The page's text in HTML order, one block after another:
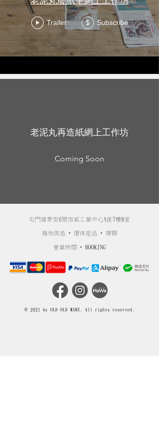
Trailer $ Subscribe
老泥丸再造紙網上工作坊
Coming Soon
屯門建泰街6號恆威工業中心A座7樓8室
廢物再造 • 環保產品 • 裸買
營業時間 • BOOKING
© 2021 by OLD OLD MARU. All rights reserved.